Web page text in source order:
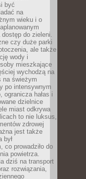
być
na
wieku i o
do zieleni.
czy duże parki
ale także
wody i
mieszkające
wychodzą na
na świeżym
po intensywnym
ogranicza hałas i
dzielnice
miast odkrywa
to nie luksus,
zdrowej
jest także
był
co prowadziło do
powietrza.
dziś na transport
rozwiązania,